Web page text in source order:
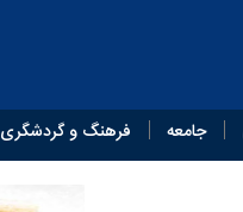
جامعه فرهنگ و گردشگری